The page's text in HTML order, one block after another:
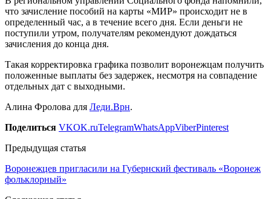
что зачисление пособий на карты «МИР» происходит не в
определенный час, а в течение всего дня. Если деньги не
поступили утром, получателям рекомендуют дождаться
зачисления до конца дня.
Такая корректировка графика позволит воронежцам получить
положенные выплаты без задержек, несмотря на совпадение
отдельных дат с выходными.
Алина Фролова для Леди.Врн.
Поделиться VKOK.ruTelegramWhatsAppViberPinterest
Предыдущая статья
Воронежцев пригласили на Губернский фестиваль «Воронеж
фольклорный»